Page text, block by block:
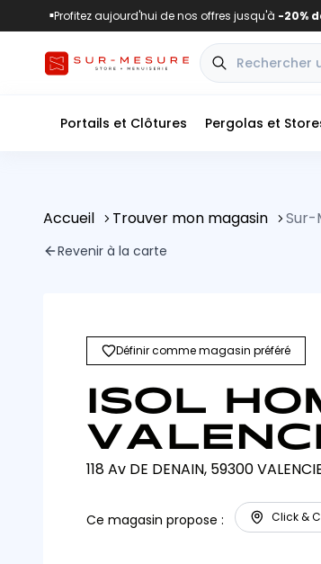
■Profitez aujourd'hui de nos offres jusqu'à -20%
Portails et Clôtures Pergolas et
Accueil Trouver mon magasin Sur-
Revenir à la carte
Définir comme magasin préféré
ISOL
118 Av DE DENAIN, 59300
Ce magasin propose : Click &